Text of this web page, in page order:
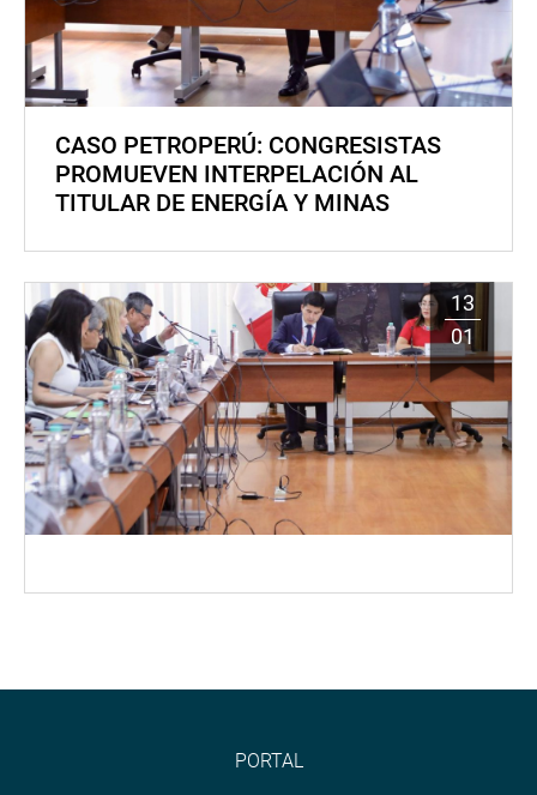
CASO PETROPERÚ: CONGRESISTAS
PROMUEVEN INTERPELACIÓN AL
TITULAR DE ENERGÍA Y MINAS
13
01
PORTAL